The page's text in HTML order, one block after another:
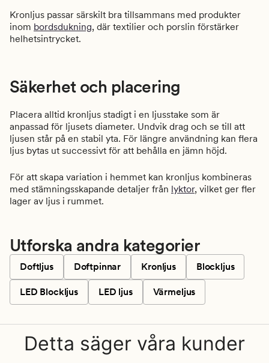
Kronljus passar särskilt bra tillsammans med produkter
inom bordsdukning, där textilier och porslin förstärker
helhetsintrycket.
Säkerhet och placering
Placera alltid kronljus stadigt i en ljusstake som är
anpassad för ljusets diameter. Undvik drag och se till att
ljusen står på en stabil yta. För längre användning kan flera
ljus bytas ut successivt för att behålla en jämn höjd.
För att skapa variation i hemmet kan kronljus kombineras
med stämningsskapande detaljer från lyktor, vilket ger fler
lager av ljus i rummet.
Utforska andra kategorier
Doftljus Doftpinnar Kronljus Blockljus
LED Blockljus LED ljus Värmeljus
Detta säger våra kunder